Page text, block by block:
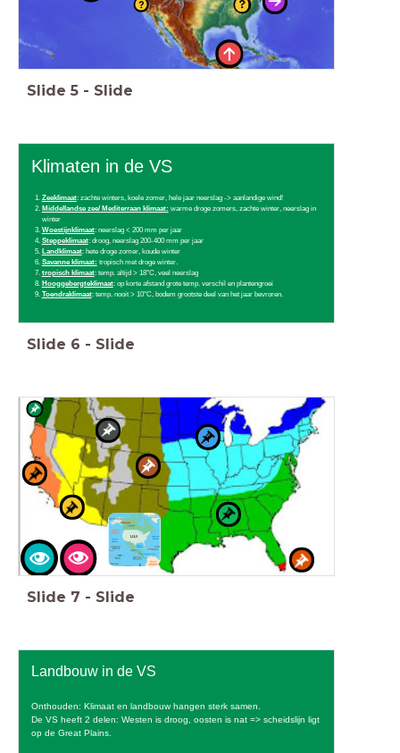
Slide 5 - Slide
Klimaten in de VS
Zeeklimaat: zachte winters, koele zomer, hele jaar neerslag -> aanlandige wind!
Middellandse zee/ Mediterraan klimaat: warme droge zomers, zachte winter, neerslag in
winter
Woestijnklimaat: neerslag < 200 mm per jaar
Steppeklimaat: droog, neerslag 200-400 mm per jaar
Landklimaat: hete droge zomer, koude winter
Savanne klimaat: tropisch met droge winter.
tropisch klimaat: temp. altijd > 18°C, veel neerslag
Hooggebergteklimaat: op korte afstand grote temp. verschil en plantengroei
Toendraklimaat: temp. nooit > 10°C, bodem grootste deel van het jaar bevroren.
Slide 6 - Slide
Slide 7 - Slide
Landbouw in de VS
Onthouden: Klimaat en landbouw hangen sterk samen.
De VS heeft 2 delen: Westen is droog, oosten is nat => scheidslijn ligt
op de Great Plains.